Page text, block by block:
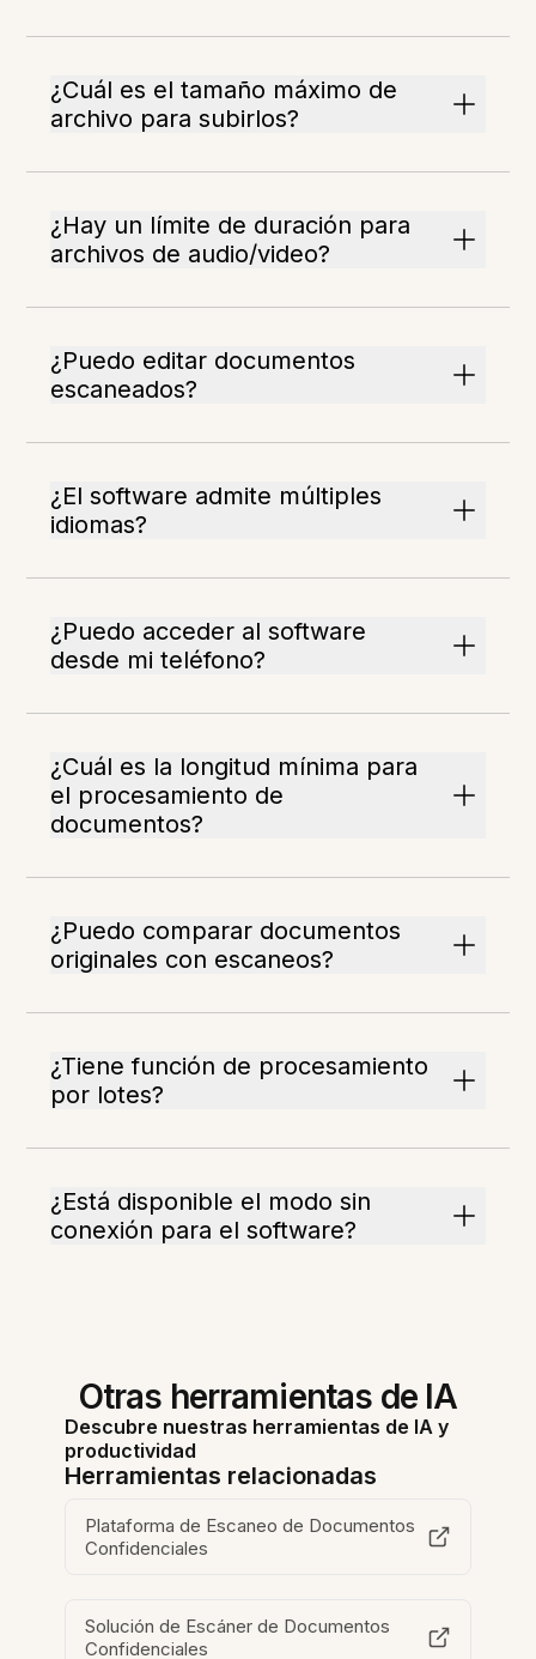
¿Cuál es el tamaño máximo de
archivo para subirlos?
¿Hay un límite de duración para
archivos de audio/video?
¿Puedo editar documentos
escaneados?
¿El software admite múltiples
idiomas?
¿Puedo acceder al software
desde mi teléfono?
¿Cuál es la longitud mínima para
el procesamiento de
documentos?
¿Puedo comparar documentos
originales con escaneos?
¿Tiene función de procesamiento
por lotes?
¿Está disponible el modo sin
conexión para el software?
Otras herramientas de IA
Descubre nuestras herramientas de IA y
productividad
Herramientas relacionadas
Plataforma de Escaneo de Documentos
Confidenciales
Solución de Escáner de Documentos
Confidenciales